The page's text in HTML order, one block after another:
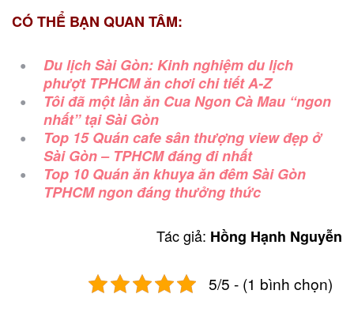
CÓ THỂ BẠN QUAN TÂM:
Du lịch Sài Gòn: Kinh nghiệm du lịch
phượt TPHCM ăn chơi chi tiết A-Z
Tôi đã một lần ăn Cua Ngon Cà Mau “ngon
nhất” tại Sài Gòn
Top 15 Quán cafe sân thượng view đẹp ở
Sài Gòn – TPHCM đáng đi nhất
Top 10 Quán ăn khuya ăn đêm Sài Gòn
TPHCM ngon đáng thưởng thức
Tác giả: Hồng Hạnh Nguyễn
5/5 - (1 bình chọn)